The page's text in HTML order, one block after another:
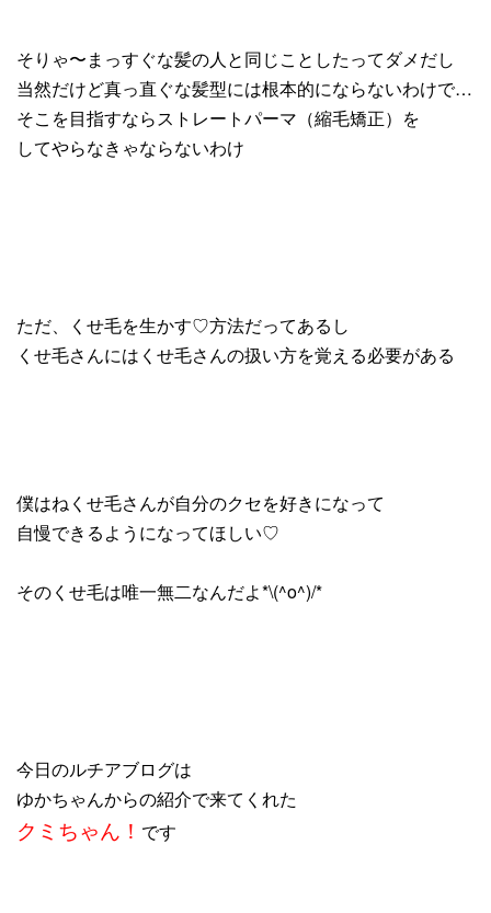
そりゃ〜まっすぐな髪の人と同じことしたってダメだし
当然だけど真っ直ぐな髪型には根本的にならないわけで…
そこを目指すならストレートパーマ（縮毛矯正）を
してやらなきゃならないわけ
ただ、くせ毛を生かす♡方法だってあるし
くせ毛さんにはくせ毛さんの扱い方を覚える必要がある
僕はねくせ毛さんが自分のクセを好きになって
自慢できるようになってほしい♡
そのくせ毛は唯一無二なんだよ*\(^o^)/*
今日のルチアブログは
ゆかちゃんからの紹介で来てくれた
クミちゃん！ です